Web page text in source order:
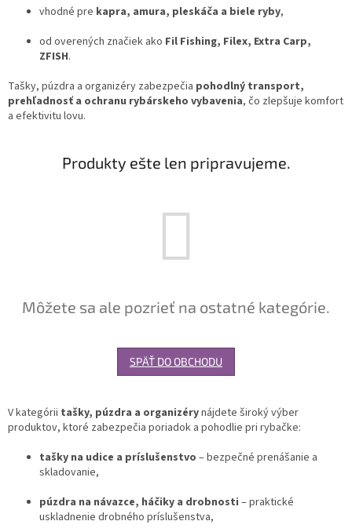
vhodné pre kapra, amura, pleskáča a biele ryby,
od overených značiek ako Fil Fishing, Filex, Extra Carp,
ZFISH.
Tašky, púzdra a organizéry zabezpečia pohodlný transport,
prehľadnosť a ochranu rybárskeho vybavenia, čo zlepšuje komfort
a efektivitu lovu.
Produkty ešte len pripravujeme.
Môžete sa ale pozrieť na ostatné kategórie.
SPÄŤ DO OBCHODU
V kategórii tašky, púzdra a organizérynájdete široký výber
produktov, ktoré zabezpečia poriadok a pohodlie pri rybačke:
tašky na udice a príslušenstvo – bezpečné prenášanie a
skladovanie,
púzdra na návazce, háčiky a drobnosti – praktické
uskladnenie drobného príslušenstva,